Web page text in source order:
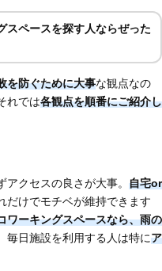
スペースを探す人ならぜった
を防ぐために大事な観点なの
れでは各観点を順番にご紹介し
アクセスの良さが大事。 自宅or
だけでモチベが維持できます
ワーキングスペースなら、雨の
毎日施設を利用する人は特にア